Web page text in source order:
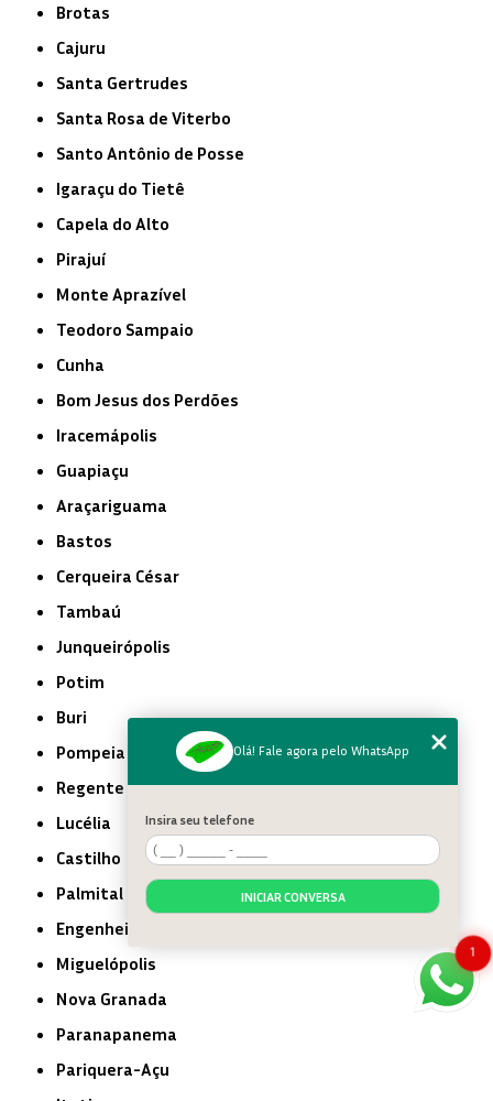
Brotas
Cajuru
Santa Gertrudes
Santa Rosa de Viterbo
Santo Antônio de Posse
Igaraçu do Tietê
Capela do Alto
Pirajuí
Monte Aprazível
Teodoro Sampaio
Cunha
Bom Jesus dos Perdões
Iracemápolis
Guapiaçu
Araçariguama
Bastos
Cerqueira César
Tambaú
Junqueirópolis
Potim
Buri
Pompeia
Regente Feijó
Lucélia
Castilho
Palmital
Engenheiro Coelho
Miguelópolis
Nova Granada
Paranapanema
Pariquera-Açu
1
Olá! Fale agora pelo WhatsApp
Insira seu telefone
INICIAR CONVERSA